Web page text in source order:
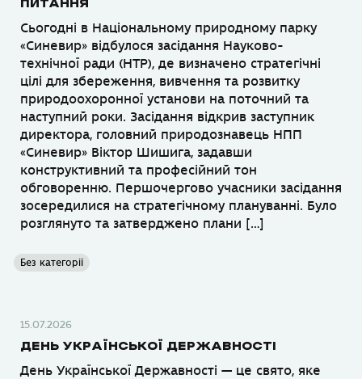
ПИТАННЯ
Сьогодні в Національному природному парку
«Синевир» відбулося засідання Науково-
технічної ради (НТР), де визначено стратегічні
цілі для збереження, вивчення та розвитку
природоохоронної установи на поточний та
наступний роки. Засідання відкрив заступник
директора, головний природознавець НПП
«Синевир» Віктор Шишига, задавши
конструктивний та професійний тон
обговоренню. Першочергово учасники засідання
зосередилися на стратегічному плануванні. Було
розглянуто та затверджено плани […]
Без категорії
15.07.2026
ДЕНЬ УКРАЇНСЬКОЇ ДЕРЖАВНОСТІ
День Української Державності — це свято, яке